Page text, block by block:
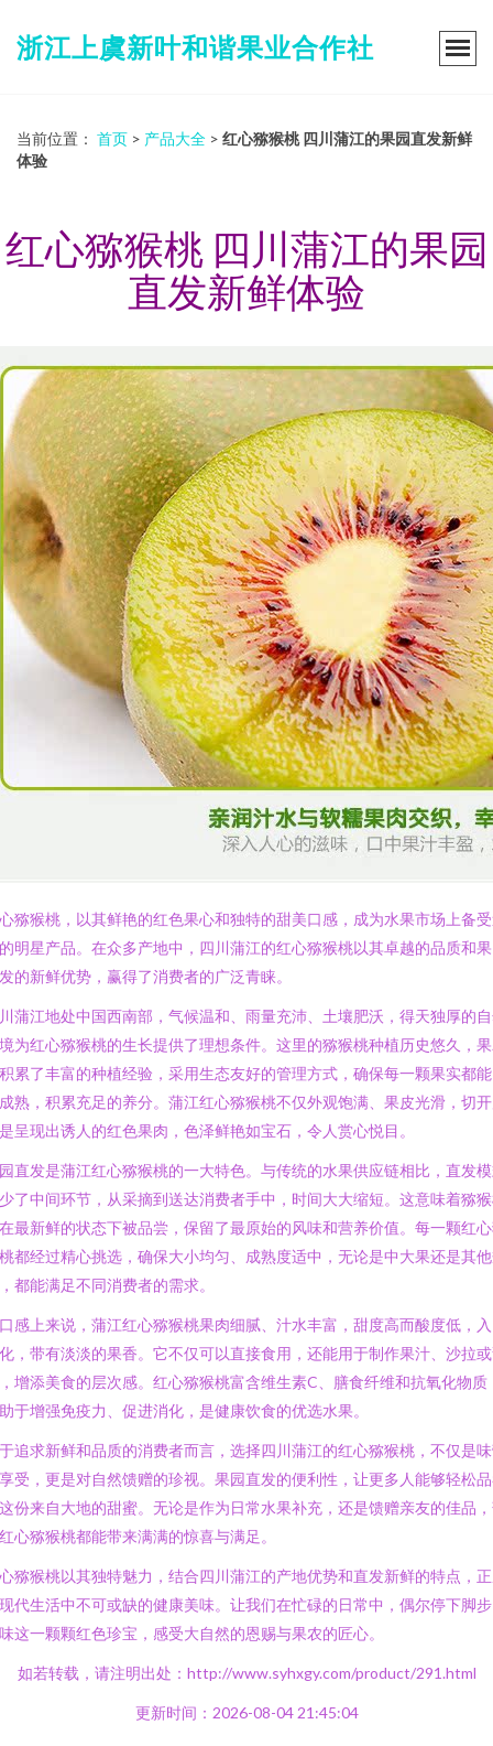
浙江上虞新叶和谐果业合作社
当前位置： 首页 > 产品大全 > 红心猕猴桃 四川蒲江的果园直发新鲜
体验
红心猕猴桃 四川蒲江的果园
直发新鲜体验
猕猴桃，以其鲜艳的红色果心和独特的甜美口感，成为水果市场上备
明星产品。在众多产地中，四川蒲江的红心猕猴桃以其卓越的品质和
的新鲜优势，赢得了消费者的广泛青睐。
蒲江地处中国西南部，气候温和、雨量充沛、土壤肥沃，得天独厚的
为红心猕猴桃的生长提供了理想条件。这里的猕猴桃种植历史悠久，
累了丰富的种植经验，采用生态友好的管理方式，确保每一颗果实都
熟，积累充足的养分。蒲江红心猕猴桃不仅外观饱满、果皮光滑，切
呈现出诱人的红色果肉，色泽鲜艳如宝石，令人赏心悦目。
直发是蒲江红心猕猴桃的一大特色。与传统的水果供应链相比，直发
了中间环节，从采摘到送达消费者手中，时间大大缩短。这意味着猕
最新鲜的状态下被品尝，保留了最原始的风味和营养价值。每一颗红
都经过精心挑选，确保大小均匀、成熟度适中，无论是中大果还是其
都能满足不同消费者的需求。
感上来说，蒲江红心猕猴桃果肉细腻、汁水丰富，甜度高而酸度低，
，带有淡淡的果香。它不仅可以直接食用，还能用于制作果汁、沙拉
增添美食的层次感。红心猕猴桃富含维生素C、膳食纤维和抗氧化物质
于增强免疫力、促进消化，是健康饮食的优选水果。
追求新鲜和品质的消费者而言，选择四川蒲江的红心猕猴桃，不仅是
受，更是对自然馈赠的珍视。果园直发的便利性，让更多人能够轻松
份来自大地的甜蜜。无论是作为日常水果补充，还是馈赠亲友的佳品
心猕猴桃都能带来满满的惊喜与满足。
猕猴桃以其独特魅力，结合四川蒲江的产地优势和直发新鲜的特点，
代生活中不可或缺的健康美味。让我们在忙碌的日常中，偶尔停下脚
这一颗颗红色珍宝，感受大自然的恩赐与果农的匠心。
如若转载，请注明出处：http://www.syhxgy.com/product/291.html
更新时间：2026-08-04 21:45:04